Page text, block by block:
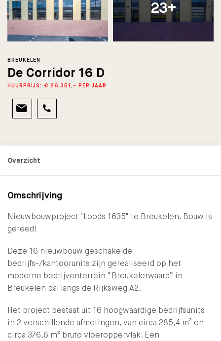
23+
De Corridor 16 D
BREUKELEN
HUURPRIJS: € 26.351,- PER JAAR
Omschrijving
Nieuwbouwproject "Loods 1635" te Breukelen. Bouw is
gereed!
Deze 16 nieuwbouw geschakelde
bedrijfs-/kantoorunits zijn gerealiseerd op het
moderne bedrijventerrein “Breukelerwaard” in
Breukelen pal langs de Rijksweg A2.
Het project bestaat uit 16 hoogwaardige bedrijfsunits
in 2 verschillende afmetingen, van circa 285,4 m² en
circa 376,6 m² bruto vloeroppervlak. Een